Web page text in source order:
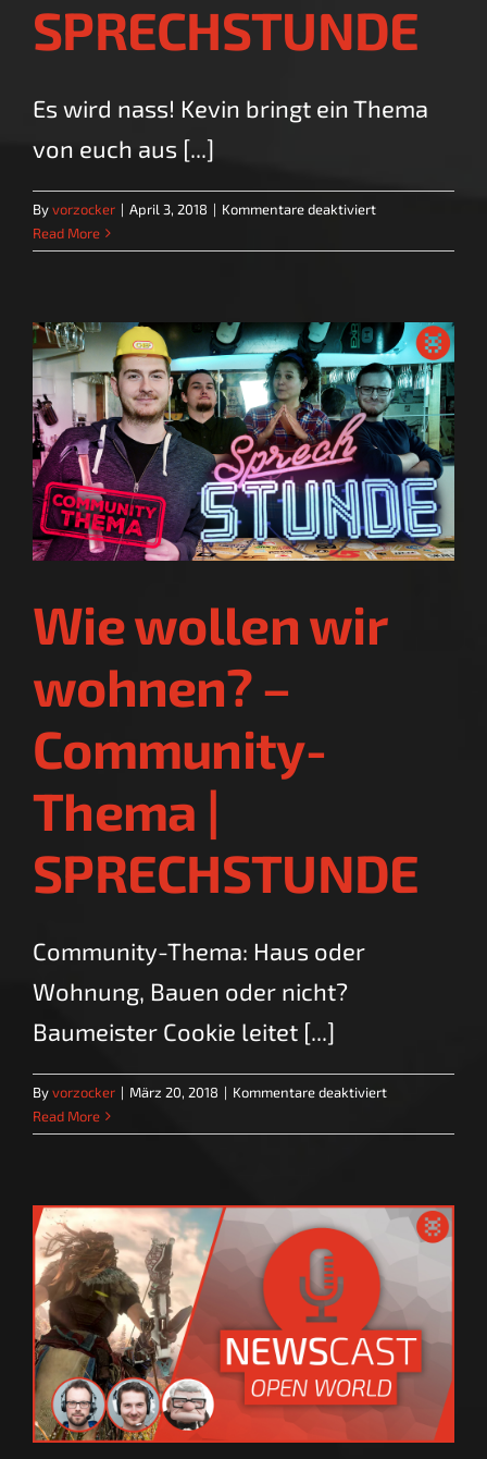
SPRECHSTUNDE
Es wird nass! Kevin bringt ein Thema
von euch aus [...]
Byvorzocker | April 3, 2018 | Kommentare deaktiviertfür
|
Read More
Wie wollen wir
wohnen? –
Community-
Thema |
SPRECHSTUNDE
Community-Thema: Haus oder
Wohnung, Bauen oder nicht?
Baumeister Cookie leitet [...]
Byvorzocker | März 20, 2018 | Kommentare deaktiviertfür
wollen
–
Community-
Read More